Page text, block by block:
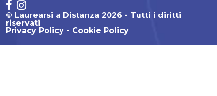
© Laurearsi a Distanza 2026 - Tutti i diritti
riservati
Privacy Policy
Cookie Policy